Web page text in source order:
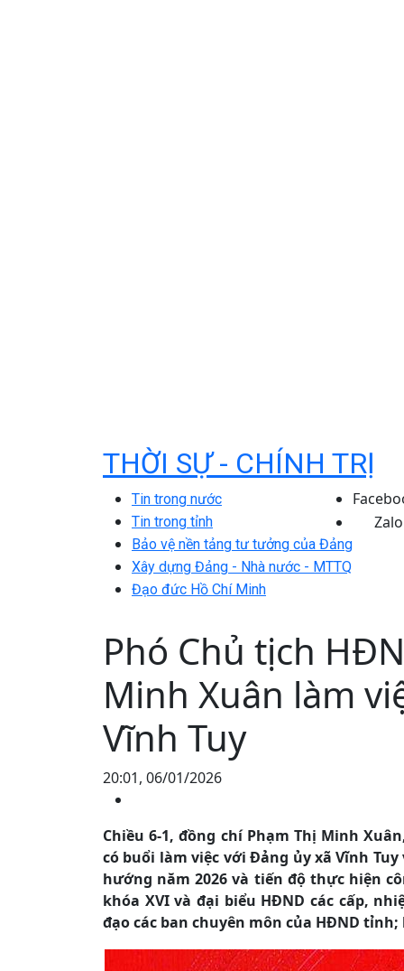
THỜI SỰ - CHÍNH TRỊ
Tin trong nước
Tin trong tỉnh
Bảo vệ nền tảng tư tưởng của Đảng
Xây dựng Đảng - Nhà nước - MTTQ
Đạo đức Hồ Chí Minh
Zalo
Phó Chủ tịch
Minh Xuân làm
Vĩnh Tuy
20:01, 06/01/2026
Chiều 6-1, đồng chí Phạm Thị Minh
có buổi làm việc với Đảng ủy xã Vĩnh
hướng năm 2026 và tiến độ thực hiện
khóa XVI và đại biểu HĐND các cấp,
đạo các ban chuyên môn của HĐND